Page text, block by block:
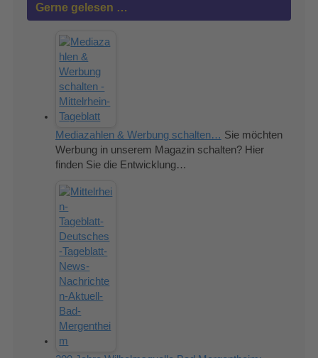
Gerne gelesen …
Mediazahlen & Werbung schalten… Sie möchten
Werbung in unserem Magazin schalten? Hier
finden Sie die Entwicklung…